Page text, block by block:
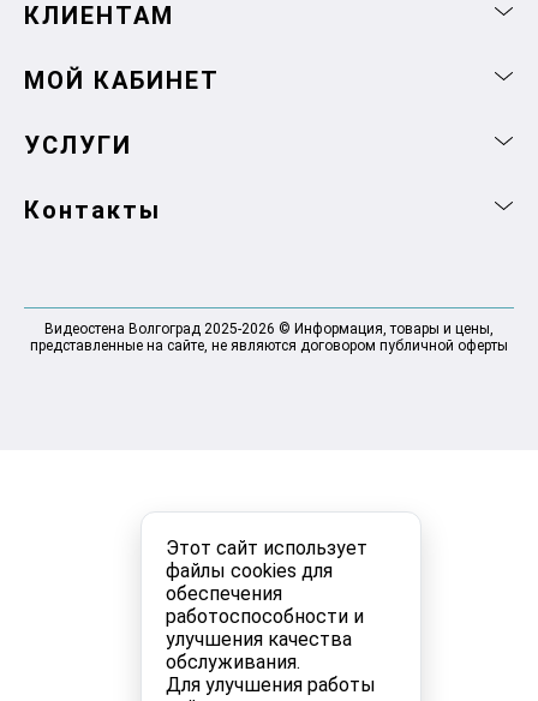
Этот сайт использует
файлы cookies для
обеспечения
работоспособности и
улучшения качества
обслуживания.
Для улучшения работы
КЛИЕНТАМ
МОЙ КАБИНЕТ
УСЛУГИ
Контакты
Видеостена Волгоград 2025-2026 © Информация, товары и цены,
представленные на сайте, не являются договором публичной оферты